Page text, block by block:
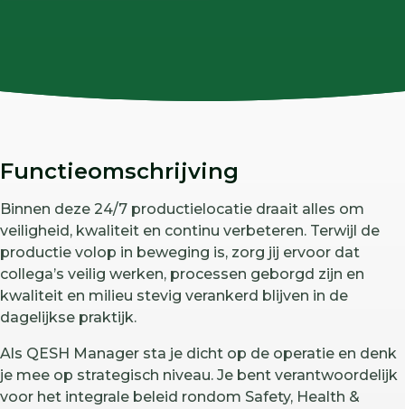
Functieomschrijving
Binnen deze 24/7 productielocatie draait alles om
veiligheid, kwaliteit en continu verbeteren. Terwijl de
productie volop in beweging is, zorg jij ervoor dat
collega’s veilig werken, processen geborgd zijn en
kwaliteit en milieu stevig verankerd blijven in de
dagelijkse praktijk.
Als QESH Manager sta je dicht op de operatie en denk
je mee op strategisch niveau. Je bent verantwoordelijk
voor het integrale beleid rondom Safety, Health &